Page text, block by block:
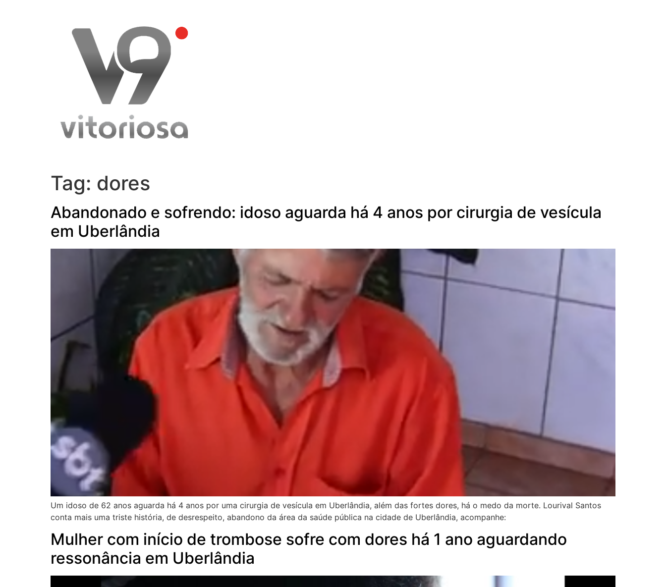
Tag: dores
Abandonado e sofrendo: idoso aguarda há 4 anos por cirurgia de vesícula
em Uberlândia
Um idoso de 62 anos aguarda há 4 anos por uma cirurgia de vesícula em Uberlândia, além das fortes dores, há o medo da morte. Lourival Santos
conta mais uma triste história, de desrespeito, abandono da área da saúde pública na cidade de Uberlândia, acompanhe:
Mulher com início de trombose sofre com dores há 1 ano aguardando
ressonância em Uberlândia